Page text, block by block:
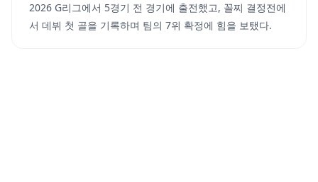
2026 G리그에서 5경기 전 경기에 출전했고, 꼴찌 결정전에
서 데뷔 첫 골을 기록하며 팀의 7위 확정에 힘을 보탰다.